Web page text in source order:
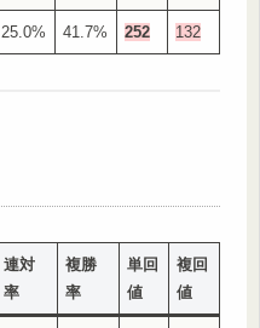
25.0% 41.7% 252 132
連対
率
複勝
率
単回
値
複回
値